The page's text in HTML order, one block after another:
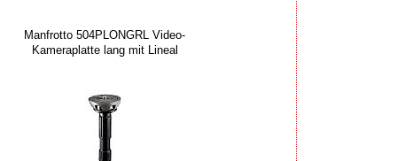
Manfrotto 504PLONGRL Video-
Kameraplatte lang mit Lineal